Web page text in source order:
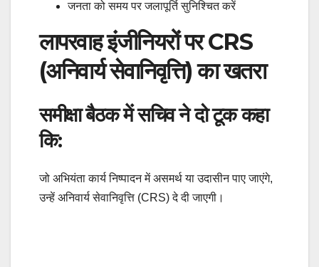
जनता को समय पर जलापूर्ति सुनिश्चित करें
लापरवाह इंजीनियरों पर CRS
(अनिवार्य सेवानिवृत्ति) का खतरा
समीक्षा बैठक में सचिव ने दो टूक कहा
कि:
जो अभियंता कार्य निष्पादन में असमर्थ या उदासीन पाए जाएंगे,
उन्हें अनिवार्य सेवानिवृत्ति (CRS) दे दी जाएगी।